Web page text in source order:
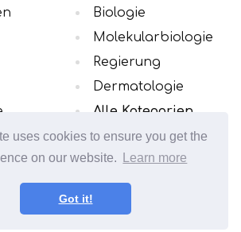
uses cookies to ensure you get the
on our website.
Learn more
Got it!
über die
Konzepte in dem Bereich,
Viele interessante und
Erweitern Sie Ihren Horizont
Biologie
Molekularbiologie
Regierung
Dermatologie
Alle Kategorien